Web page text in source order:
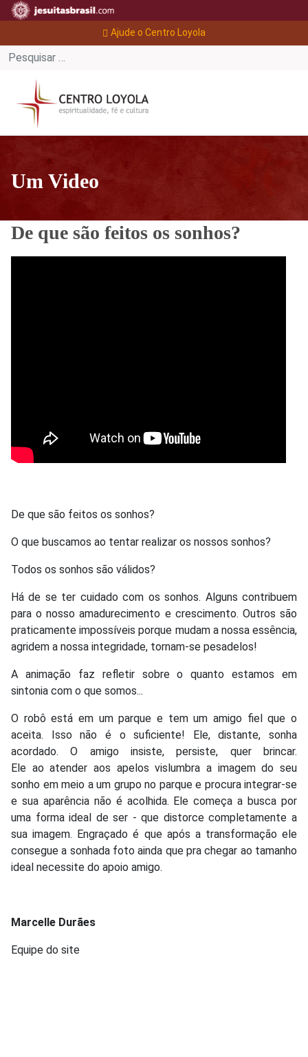
Ajude o Centro Loyola
Um Video
De que são feitos os sonhos?
De que são feitos os sonhos?
O que buscamos ao tentar realizar os nossos sonhos?
Todos os sonhos são válidos?
Há de se ter cuidado com os sonhos. Alguns contribuem
para o nosso amadurecimento e crescimento. Outros são
praticamente impossíveis porque mudam a nossa essência,
agridem a nossa integridade, tornam-se pesadelos!
A animação faz refletir sobre o quanto estamos em
sintonia com o que somos...
O robô está em um parque e tem um amigo fiel que o
aceita. Isso não é o suficiente! Ele, distante, sonha
acordado. O amigo insiste, persiste, quer brincar.
Ele ao atender aos apelos vislumbra a imagem do seu
sonho em meio a um grupo no parque e procura integrar-se
e sua aparência não é acolhida. Ele começa a busca por
uma forma ideal de ser - que distorce completamente a
sua imagem. Engraçado é que após a transformação ele
consegue a sonhada foto ainda que pra chegar ao tamanho
ideal necessite do apoio amigo.
Marcelle Durães
Equipe do site